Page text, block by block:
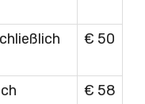
€ 50
€ 58